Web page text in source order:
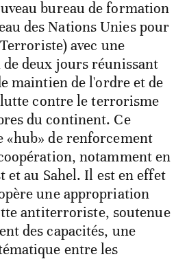
bureau de formation
des Nations Unies pour
avec une
deux jours réunissant
maintien de l'ordre et de
contre le terrorisme
du continent. Ce
«hub» de renforcement
notamment en
et au Sahel. Il est en effet
une appropriation
antiterroriste, soutenue
des capacités, une
entre les